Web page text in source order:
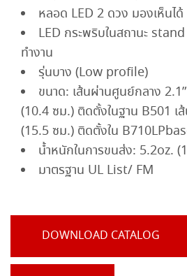
หลอด LED 2 ดวง มองเห็นไ
LED กระพริบในสถานะ
ทำงาน
รุ่นบาง (Low profile)
ขนาด: เส้นผ่านศูนย์กลาง
(10.4 ซม.) ติดตั้งในฐาน B501 เ
(15.5 ซม.) ติดตั้งใน
น้ำหนักในการขนส่ง: 5.2oz.
มาตรฐาน UL List/ FM
DOWNLOAD CATALOG